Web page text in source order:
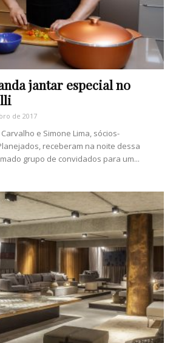
jantar especial no
de 2017
e Simone Lima, sócios-
receberam na noite dessa
grupo de convidados para um...